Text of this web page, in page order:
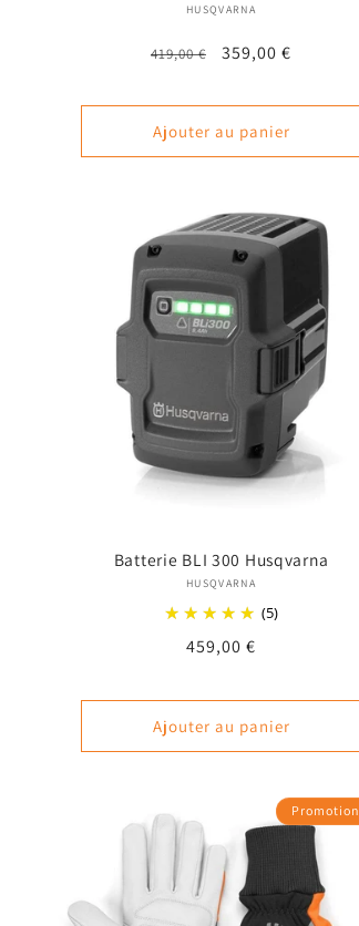
Fournisseur :
HUSQVARNA
Prix
419,00 €
Prix
359,00 €
Ajouter au panier
Batterie BLI 300 Husqvarna
Fournisseur :
HUSQVARNA
(5)
Prix
459,00 €
Ajouter au panier
Promotion